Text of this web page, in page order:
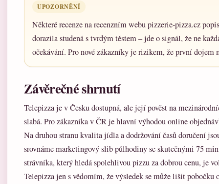
UPOZORNĚNÍ
Některé recenze na recenzním webu pizzerie-pizza.cz
dorazila studená s tvrdým těstem – jde o signál, že ne
očekávání. Pro nové zákazníky je rizikem, že první dojem
Závěrečné shrnutí
Telepizza je v Česku dostupná, ale její pověst na
slabá. Pro zákazníka v ČR je hlavní výhodou online
Na druhou stranu kvalita jídla a dodržování časů doručení
srovnáme marketingový slib půlhodiny se skutečnými 75
strávníka, který hledá spolehlivou pizzu za dobrou cenu, je
Telepizza jen s vědomím, že výsledek se může lišit pobočku